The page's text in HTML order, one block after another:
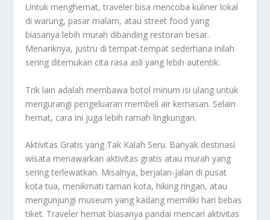
Untuk menghemat, traveler bisa mencoba kuliner lokal
di warung, pasar malam, atau street food yang
biasanya lebih murah dibanding restoran besar.
Menariknya, justru di tempat-tempat sederhana inilah
sering ditemukan cita rasa asli yang lebih autentik.
Trik lain adalah membawa botol minum isi ulang untuk
mengurangi pengeluaran membeli air kemasan. Selain
hemat, cara ini juga lebih ramah lingkungan.
Aktivitas Gratis yang Tak Kalah Seru. Banyak destinasi
wisata menawarkan aktivitas gratis atau murah yang
sering terlewatkan. Misalnya, berjalan-jalan di pusat
kota tua, menikmati taman kota, hiking ringan, atau
mengunjungi museum yang kadang memiliki hari bebas
tiket. Traveler hemat biasanya pandai mencari aktivitas